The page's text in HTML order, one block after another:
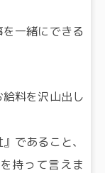
一緒にできる
料を沢山出し
であること、
持って言えま